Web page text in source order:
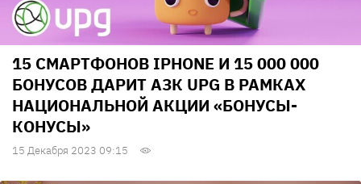
15 СМАРТФОНОВ IPHONE И 15 000 000
БОНУСОВ ДАРИТ АЗК UPG В РАМКАХ
НАЦИОНАЛЬНОЙ АКЦИИ «БОНУСЫ-
КОНУСЫ»
15 Декабря 2023 09:15